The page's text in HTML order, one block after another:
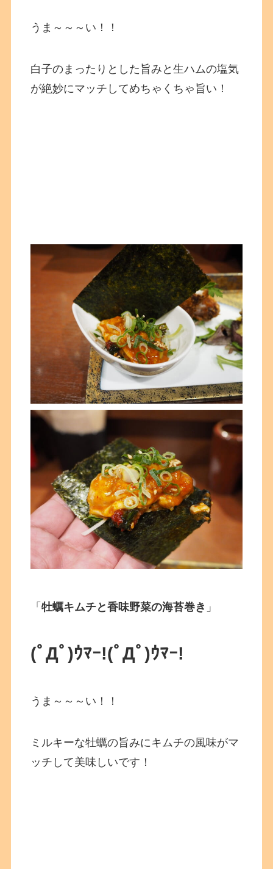
うま～～～い！！
白子のまったりとした旨みと生ハムの塩気
が絶妙にマッチしてめちゃくちゃ旨い！
「牡蠣キムチと香味野菜の海苔巻き 」
(ﾟДﾟ)ｳﾏｰ!(ﾟДﾟ)ｳﾏｰ!
うま～～～い！！
ミルキーな牡蠣の旨みにキムチの風味がマ
ッチして美味しいです！